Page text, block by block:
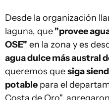
Desde la organización
laguna, que"provee
OSE" en la zona y es
agua dulce más austral
queremos quesiga
potable para el
Costa de Oro",